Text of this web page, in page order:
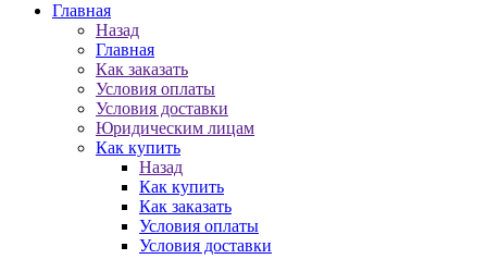
Главная
Назад
Главная
Как заказать
Условия оплаты
Условия доставки
Юридическим лицам
Как купить
Назад
Как купить
Как заказать
Условия оплаты
Условия доставки